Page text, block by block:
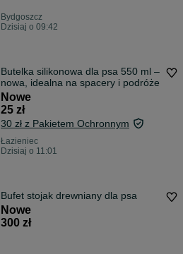
Bydgoszcz
Dzisiaj o 09:42
Butelka silikonowa dla psa 550 ml –
nowa, idealna na spacery i podróże
Nowe
25 zł
30 zł z Pakietem Ochronnym
Łazieniec
Dzisiaj o 11:01
Bufet stojak drewniany dla psa
Nowe
300 zł